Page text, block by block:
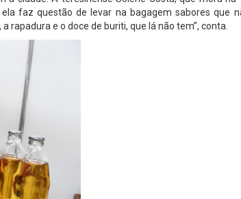
faz questão de levar na bagagem sabores que
rapadura e o doce de buriti, que lá não tem”, conta.